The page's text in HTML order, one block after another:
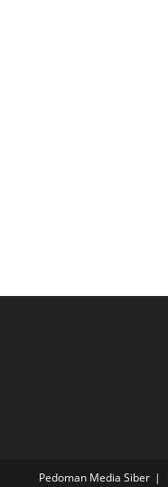
Pedoman Media Siber